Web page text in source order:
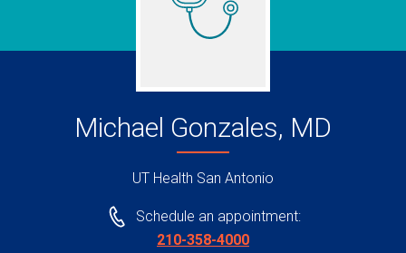
Michael Gonzales, MD
UT Health San Antonio
Schedule an appointment:
210-358-4000